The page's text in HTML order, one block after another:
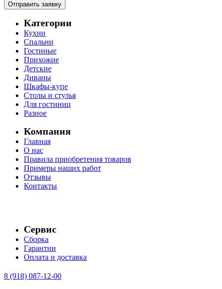
Отправить заявку
Категории
Кухни
Спальни
Гостиные
Прихожие
Детские
Диваны
Шкафы-купе
Столы и стулья
Для гостиниц
Разное
Компания
Главная
О нас
Правила приобретения товаров
Примеры наших работ
Отзывы
Контакты
Сервис
Сборка
Гарантии
Оплата и доставка
8 (918) 087-12-00